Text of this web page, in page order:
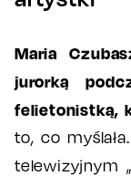
Maria
jurorką
felietonistką,
to, co
telewizyjnym